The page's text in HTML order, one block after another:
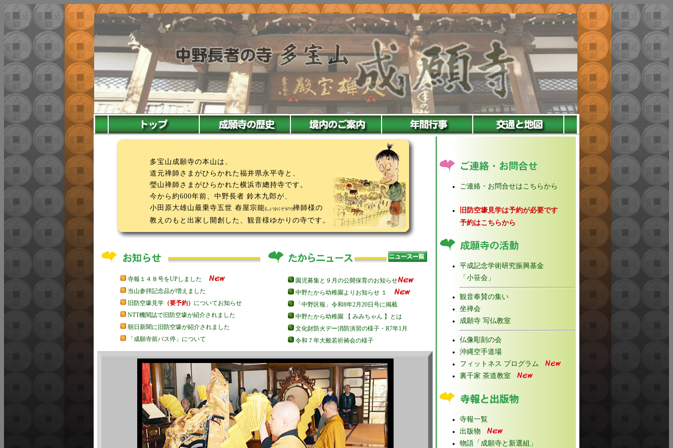
多宝山成願寺の本山は、
道元禅師さまがひらかれた福井県永平寺と、
瑩山禅師さまがひらかれた横浜市總持寺です。
今から約600年前、中野長者 鈴木九郎が、
小田原大雄山最乗寺五世 舂屋宗能(しょうおくそうのう)禅師様の
教えのもと出家し開創した、観音様ゆかりの寺です。
寺報１４８号をUPしました
当山参拝記念品が増えました
旧防空壕見学 （要予約） についてお知らせ
NTT機関誌で旧防空壕が紹介されました
朝日新聞に旧防空壕が紹介されました
「成願寺前バス停」について
観音奉賛の集い ご案内
成願寺 写仏教室のご案内
フィットネスプログラムのご案内
金曜定例坐禅会は当面休講します
裏千家 茶道教室のご案内
井上坐禅会の日程について
墓地の管理について
団体研修坐禅会についてお知らせ
園児募集と９月の公開保育のお知らせ
中野たから幼稚園よりお知らせ １
「中野区報」令和8年2月20日号に掲載
中野たから幼稚園 【 みみちゃん 】とは
文化財防火デー消防演習の様子・R7年1月
令和７年大般若祈祷会の様子
ご連絡・お問合せはこちらから
旧防空壕見学は予約が必要です
予約はこちらから
平成記念学術研究振興基金
「小笹会」
観音奉賛の集い
坐禅会
成願寺 写仏教室
仏像彫刻の会
沖縄空手道場
フィットネス プログラム
裏千家 茶道教室
寺報一覧
出版物
物語「成願寺と新選組」